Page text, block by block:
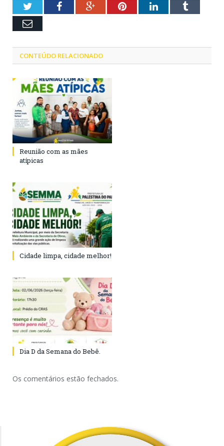
TwitterFacebookGoogle+PinterestLinkedInTumblr
Email
CONTEÚDO RELACIONADO
Reunião com as mães
atípicas
Cidade limpa, cidade melhor!
Dia D da Semana do Bebê.
Os comentários estão fechados.